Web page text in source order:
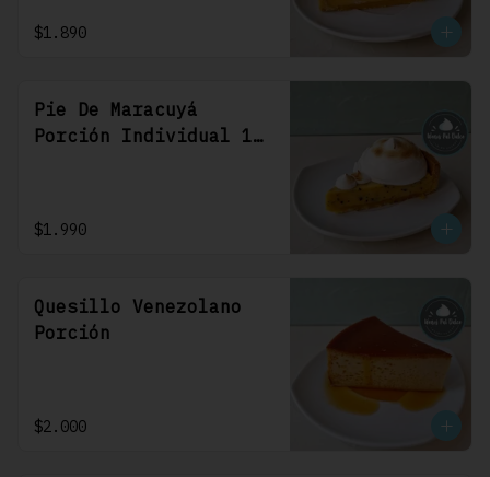
$1.890
Pie De Maracuyá
Porción Individual 1
$1.990
Quesillo Venezolano
Porción
$2.000